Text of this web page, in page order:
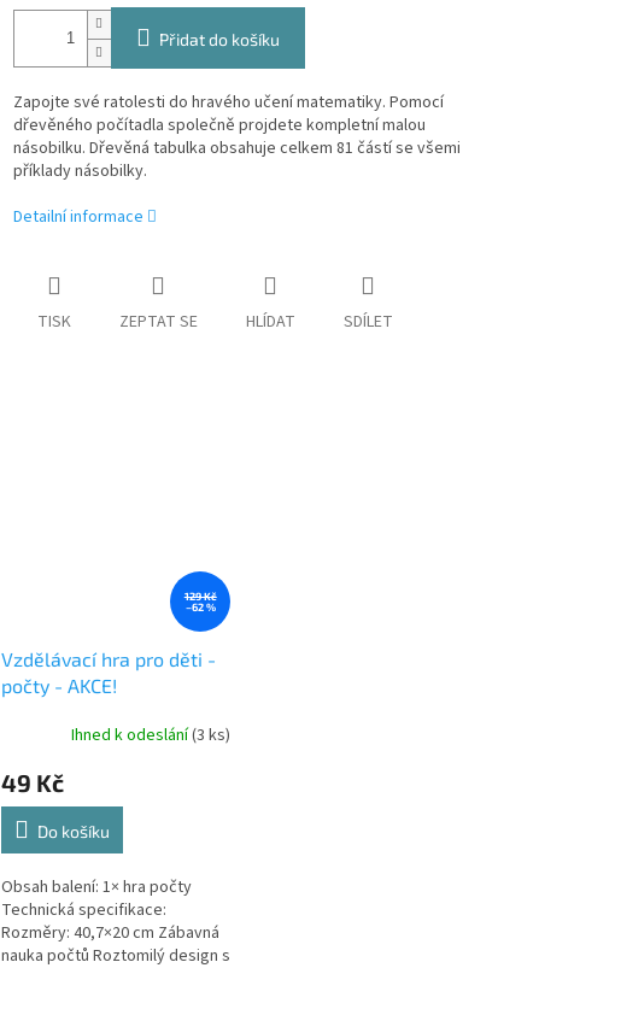
Přidat do košíku
Zapojte své ratolesti do hravého učení matematiky. Pomocí
dřevěného počítadla společně projdete kompletní malou
násobilku. Dřevěná tabulka obsahuje celkem 81 částí se všemi
příklady násobilky.
Detailní informace
TISK ZEPTAT SE HLÍDAT SDÍLET
129 Kč
–62 %
Vzdělávací hra pro děti -
počty - AKCE!
Ihned k odeslání(3 ks)
49 Kč
Do košíku
Obsah balení: 1× hra počty
Technická specifikace:
Rozměry: 40,7×20 cm Zábavná
nauka počtů Roztomilý design s